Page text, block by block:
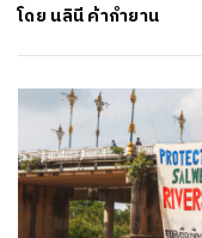
โดย นลินี ค้ากำยาน